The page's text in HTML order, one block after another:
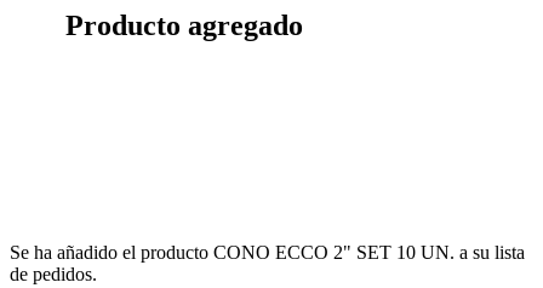
Producto agregado
Se ha añadido el producto CONO ECCO 2" SET 10 UN. a su lista
de pedidos.